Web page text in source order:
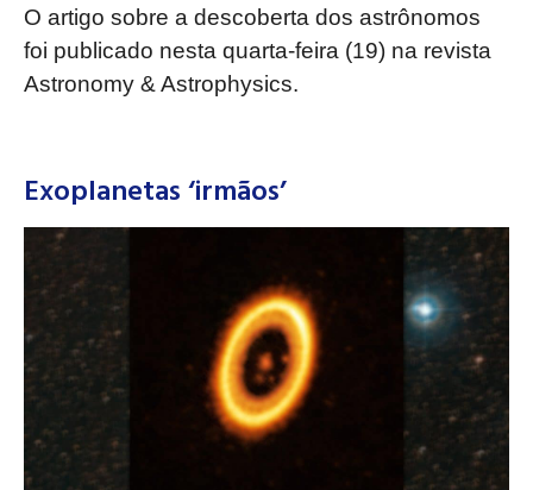
O artigo sobre a descoberta dos astrônomos
foi publicado nesta quarta-feira (19) na revista
Astronomy & Astrophysics.
Exoplanetas ‘irmãos’